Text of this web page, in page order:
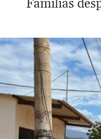
Familias